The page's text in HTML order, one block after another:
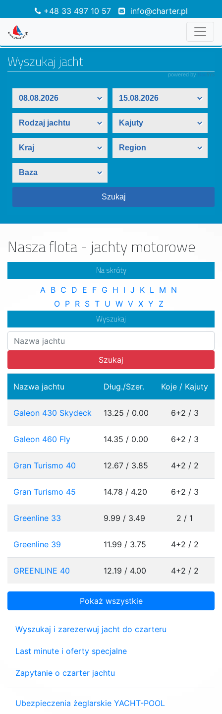
+48 33 497 10 57 info@charter.pl
Nasza flota - jachty motorowe
Na skróty
A B C D E F G H I J K L M N
O P R S T U W V X Y Z
Wyszukaj
Szukaj
Nazwa jachtu Dług./Szer. Koje / Kajuty
Galeon 430 Skydeck 13.25 / 0.00 6+2 / 3
Galeon 460 Fly 14.35 / 0.00 6+2 / 3
Gran Turismo 40 12.67 / 3.85 4+2 / 2
Gran Turismo 45 14.78 / 4.20 6+2 / 3
Greenline 33 9.99 / 3.49 2 / 1
Greenline 39 11.99 / 3.75 4+2 / 2
GREENLINE 40 12.19 / 4.00 4+2 / 2
Pokaż wszystkie
Wyszukaj i zarezerwuj jacht do czarteru
Last minute i oferty specjalne
Zapytanie o czarter jachtu
Ubezpieczenia żeglarskie YACHT-POOL